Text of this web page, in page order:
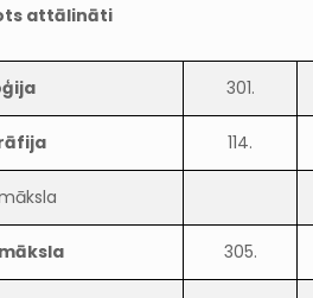
attālināti
301.
114.
305.